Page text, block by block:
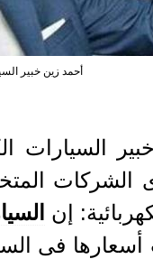
أحمد زين خبير
السيارات
الشركات
إن
فى